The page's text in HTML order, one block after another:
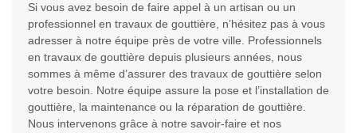
Si vous avez besoin de faire appel à un artisan ou un
professionnel en travaux de gouttière, n’hésitez pas à vous
adresser à notre équipe près de votre ville. Professionnels
en travaux de gouttière depuis plusieurs années, nous
sommes à même d’assurer des travaux de gouttière selon
votre besoin. Notre équipe assure la pose et l’installation de
gouttière, la maintenance ou la réparation de gouttière.
Nous intervenons grâce à notre savoir-faire et nos